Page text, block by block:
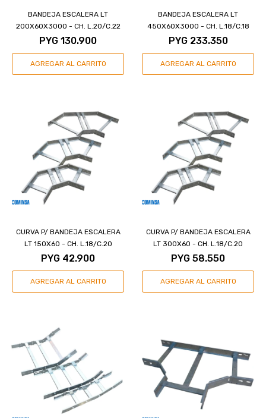
BANDEJA ESCALERA LT
200X60X3000 - CH. L.20/C.22
PYG 130.900
BANDEJA ESCALERA LT
450X60X3000 - CH. L.18/C.18
PYG 233.350
CURVA P/ BANDEJA ESCALERA
LT 150X60 - CH. L.18/C.20
PYG 42.900
CURVA P/ BANDEJA ESCALERA
LT 300X60 - CH. L.18/C.20
PYG 58.550